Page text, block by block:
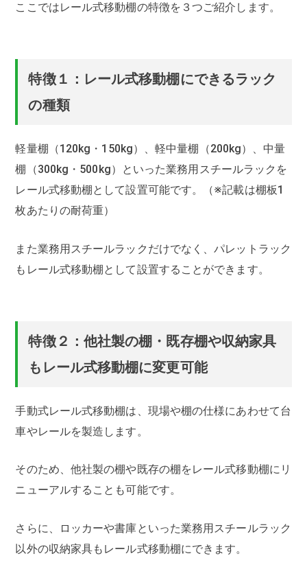
ここではレール式移動棚の特徴を３つご紹介します。
特徴１：レール式移動棚にできるラック
の種類
軽量棚（120kg・150kg）、軽中量棚（200kg）、中量
棚（300kg・500kg）といった業務用スチールラックを
レール式移動棚として設置可能です。（※記載は棚板1
枚あたりの耐荷重）
また業務用スチールラックだけでなく、パレットラック
もレール式移動棚として設置することができます。
特徴２：他社製の棚・既存棚や収納家具
もレール式移動棚に変更可能
手動式レール式移動棚は、現場や棚の仕様にあわせて台
車やレールを製造します。
そのため、他社製の棚や既存の棚をレール式移動棚にリ
ニューアルすることも可能です。
さらに、ロッカーや書庫といった業務用スチールラック
以外の収納家具もレール式移動棚にできます。